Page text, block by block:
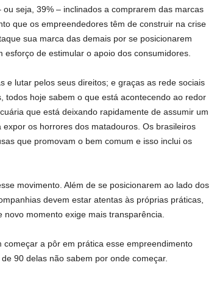
seja, 39% – inclinados a comprarem das marcas
que os empreendedores têm de construir na crise
sua marca das demais por se posicionarem
de estimular o apoio dos consumidores.
e lutar pelos seus direitos; e graças as rede sociais
todos hoje sabem o que está acontecendo ao redor
que está deixando rapidamente de assumir um
os horrores dos matadouros. Os brasileiros
que promovam o bem comum e isso inclui os
movimento. Além de se posicionarem ao lado dos
devem estar atentas às próprias práticas,
momento exige mais transparência.
a pôr em prática esse empreendimento
90 delas não sabem por onde começar.